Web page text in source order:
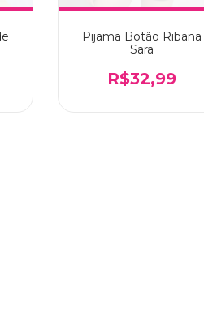
Pijama Botão Ribana
Sara
R$32,99